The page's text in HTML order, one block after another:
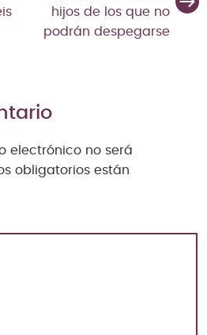
hijos de los que no
podrán despegarse
electrónico no será
obligatorios están